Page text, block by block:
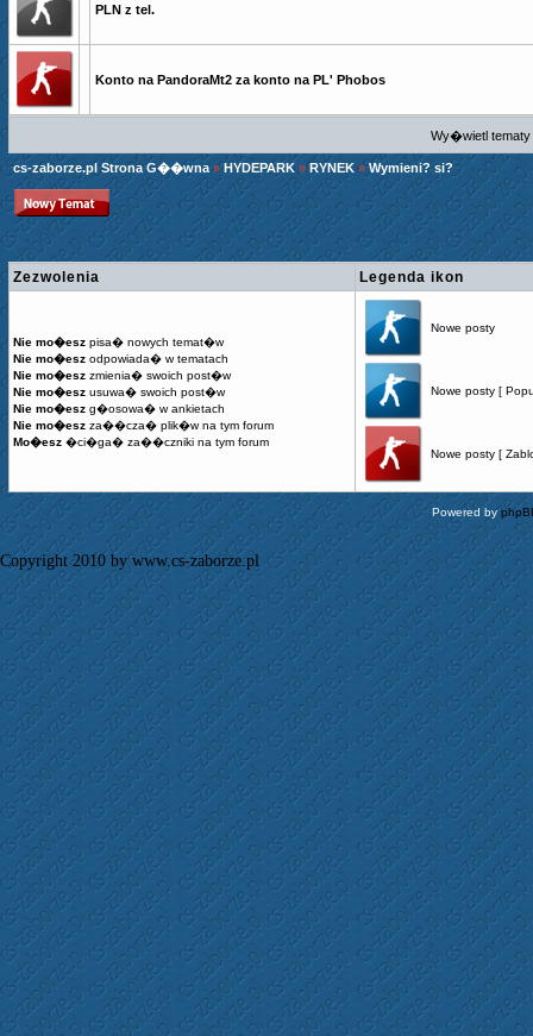
PLN z tel.
Konto na PandoraMt2 za konto na PL' Phobos
Wy�wietl
cs-zaborze.pl Strona G��wna»HYDEPARK »RYNEK »Wymieni? si?
Zezwolenia Legenda ikon
Nie mo�esz pisa� nowych temat�w
Nie mo�esz odpowiada� w tematach
Nie mo�esz zmienia� swoich post�w
Nie mo�esz usuwa� swoich post�w
Nie mo�esz g�osowa� w ankietach
Nie mo�esz za��cza� plik�w na tym forum
Mo�esz �ci�ga� za��czniki na tym forum
Nowe posty
Nowe posty [
Nowe posty [
Powered by
Copyright 2010 by www.cs-zaborze.pl